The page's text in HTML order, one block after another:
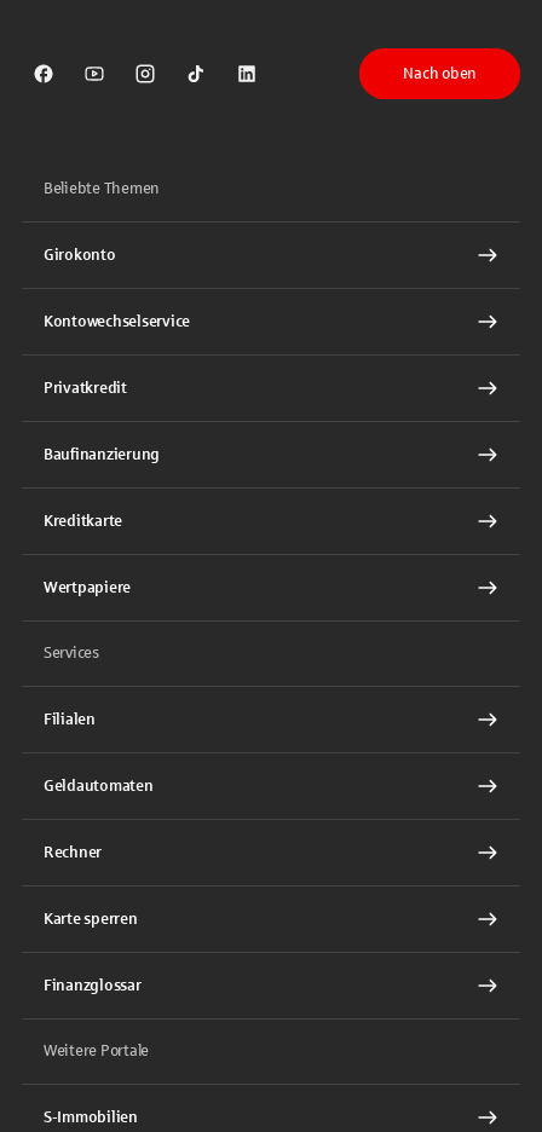
Sparkasse auf Facebook
Sparkasse auf Youtube
Sparkasse auf Instagram
Sparkasse auf TikTok
Sparkasse auf LinkedIn
Nach oben
Beliebte Themen
Girokonto
Kontowechselservice
Privatkredit
Baufinanzierung
Kreditkarte
Wertpapiere
Services
Filialen
Geldautomaten
Rechner
Karte sperren
Finanzglossar
Weitere Portale
S-Immobilien